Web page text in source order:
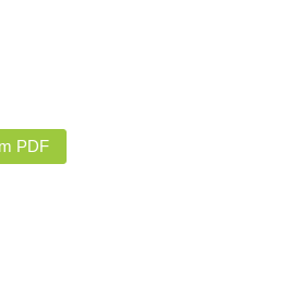
PDF